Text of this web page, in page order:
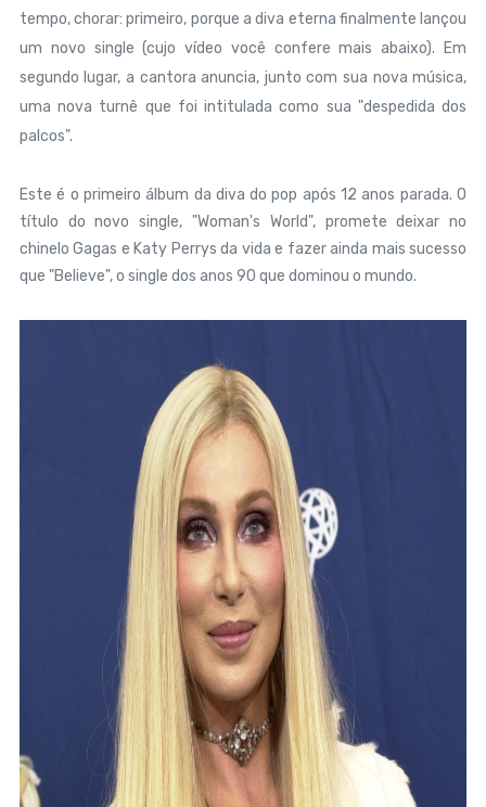
tempo, chorar: primeiro, porque a diva eterna finalmente lançou
um novo single (cujo vídeo você confere mais abaixo). Em
segundo lugar, a cantora anuncia, junto com sua nova música,
uma nova turnê que foi intitulada como sua "despedida dos
palcos".
Este é o primeiro álbum da diva do pop após 12 anos parada. O
título do novo single, "Woman's World", promete deixar no
chinelo Gagas e Katy Perrys da vida e fazer ainda mais sucesso
que "Believe", o single dos anos 90 que dominou o mundo.